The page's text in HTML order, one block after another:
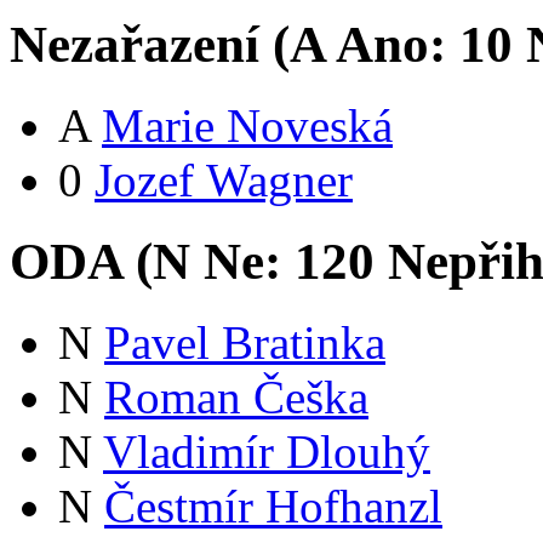
Nezařazení (AAno: 10
A Marie Noveská
0 Jozef Wagner
ODA (N Ne: 120
N Pavel Bratinka
N Roman Češka
N Vladimír Dlouhý
N Čestmír Hofhanzl